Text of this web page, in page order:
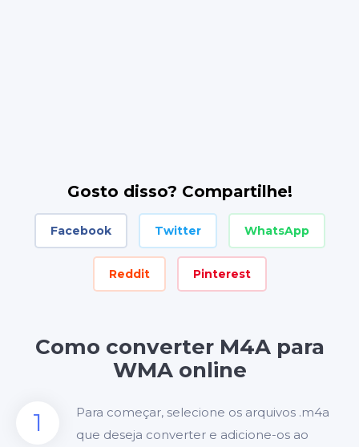
Gosto disso? Compartilhe!
Facebook Twitter WhatsApp
Reddit Pinterest
Como converter M4A para
WMA online
1
Para começar, selecione os arquivos .m4a
que deseja converter e adicione-os ao